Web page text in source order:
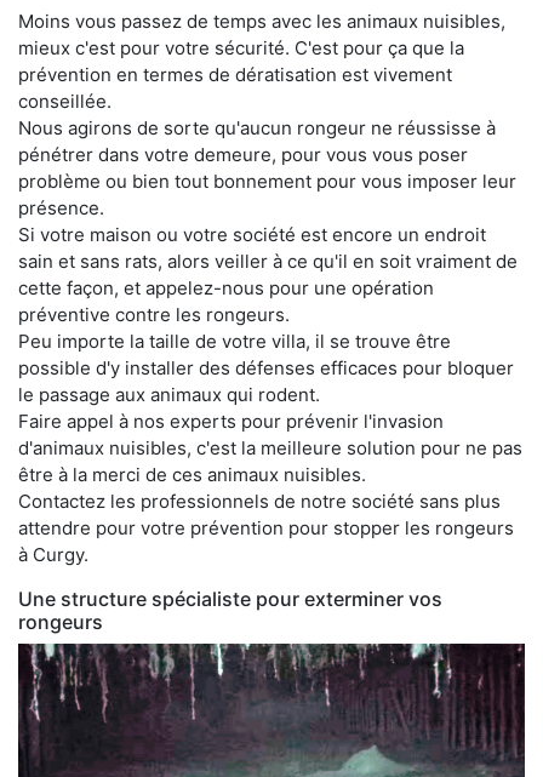
Moins vous passez de temps avec les animaux nuisibles,
mieux c'est pour votre sécurité. C'est pour ça que la
prévention en termes de dératisation est vivement
conseillée.
Nous agirons de sorte qu'aucun rongeur ne réussisse à
pénétrer dans votre demeure, pour vous vous poser
problème ou bien tout bonnement pour vous imposer leur
présence.
Si votre maison ou votre société est encore un endroit
sain et sans rats, alors veiller à ce qu'il en soit vraiment de
cette façon, et appelez-nous pour une opération
préventive contre les rongeurs.
Peu importe la taille de votre villa, il se trouve être
possible d'y installer des défenses efficaces pour bloquer
le passage aux animaux qui rodent.
Faire appel à nos experts pour prévenir l'invasion
d'animaux nuisibles, c'est la meilleure solution pour ne pas
être à la merci de ces animaux nuisibles.
Contactez les professionnels de notre société sans plus
attendre pour votre prévention pour stopper les rongeurs
à Curgy.
Une structure spécialiste pour exterminer vos
rongeurs